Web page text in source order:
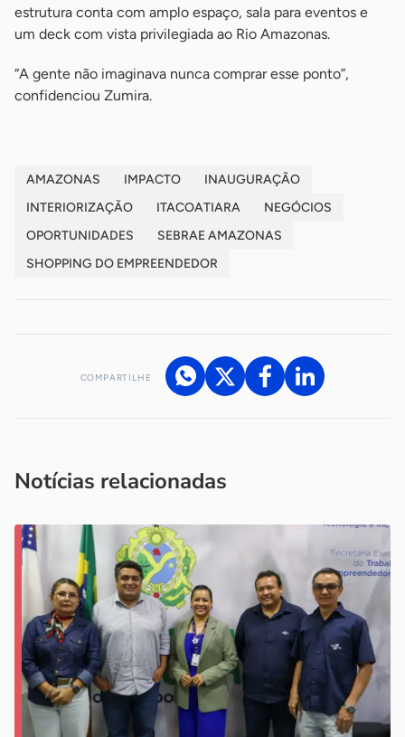
estrutura conta com amplo espaço, sala para eventos e
um deck com vista privilegiada ao Rio Amazonas.
“A gente não imaginava nunca comprar esse ponto”,
confidenciou Zumira.
AMAZONAS IMPACTO
INAUGURAÇÃO
INTERIORIZAÇÃO
ITACOATIARA
NEGÓCIOS
OPORTUNIDADES
SEBRAE AMAZONAS
SHOPPING DO EMPREENDEDOR
COMPARTILHE
Notícias relacionadas